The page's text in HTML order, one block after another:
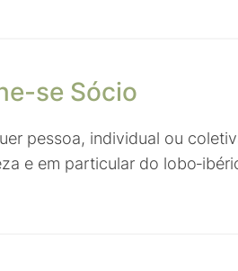
se Sócio
pessoa, individual ou
e em particular do